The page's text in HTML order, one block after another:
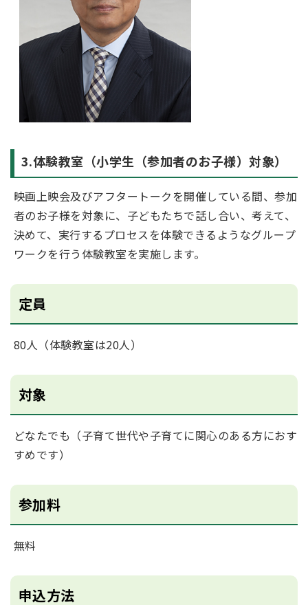
3.体験教室（小学生（参加者のお子様）対象）
映画上映会及びアフタートークを開催している間、参加
者のお子様を対象に、子どもたちで話し合い、考えて、
決めて、実行するプロセスを体験できるようなグループ
ワークを行う体験教室を実施します。
定員
80人（体験教室は20人）
対象
どなたでも（子育て世代や子育てに関心のある方におす
すめです）
参加料
無料
申込方法